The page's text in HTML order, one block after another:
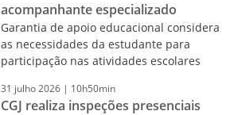
acompanhante especializado
Garantia de apoio educacional considera
as necessidades da estudante para
participação nas atividades escolares
31 julho2026 | 10h50min
CGJ realiza inspeções presenciais